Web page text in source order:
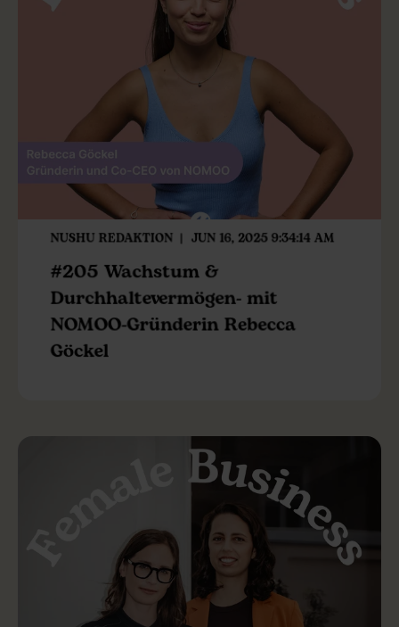
NUSHU REDAKTION JUN 16, 2025 9:34:14 AM
#205 Wachstum &
Durchhaltevermögen- mit
NOMOO-Gründerin Rebecca
Göckel